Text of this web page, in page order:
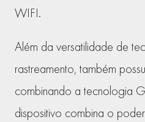
WIFI.
Além da versatilidade de
rastreamento, também
combinando a tecnologia
dispositivo combina o